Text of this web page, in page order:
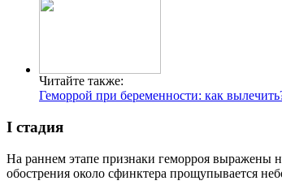
Читайте также:
Геморрой при беременности: как
I стадия
На раннем этапе признаки геморроя выражены
обострения около сфинктера прощупывается